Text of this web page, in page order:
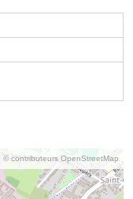
© contributeurs OpenStreetMap